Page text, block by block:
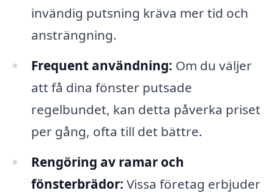
invändig putsning kräva mer tid och
ansträngning.
Frequent användning: Om du väljer
att få dina fönster putsade
regelbundet, kan detta påverka priset
per gång, ofta till det bättre.
Rengöring av ramar och
fönsterbrädor: Vissa företag erbjuder